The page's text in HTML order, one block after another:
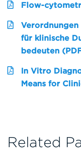
Flow-
für klinische
bedeuten
In Vitro
Means for
Related